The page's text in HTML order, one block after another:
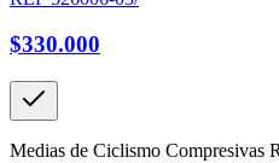
$330.000
Medias de Ciclismo Compresivas